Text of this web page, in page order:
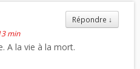
Répondre ↓
min
A la vie à la mort.